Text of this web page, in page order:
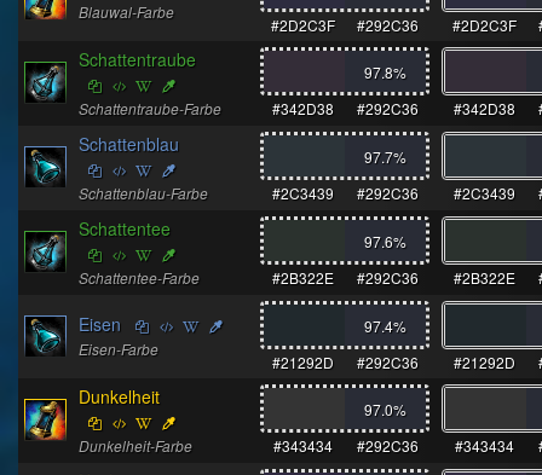
Blauwal-Farbe
#2D2C3F
#292C36 #2D2C3F
Schattentraube
Schattentraube-Farbe
97.8%
#342D38
#292C36 #342D38
Schattenblau
Schattenblau-Farbe
97.7%
#2C3439
#292C36 #2C3439
Schattentee
Schattentee-Farbe
97.6%
#2B322E
#292C36 #2B322E
Eisen
Eisen-Farbe
97.4%
#21292D
#292C36 #21292D
Dunkelheit
Dunkelheit-Farbe
97.0%
#343434
#292C36 #343434